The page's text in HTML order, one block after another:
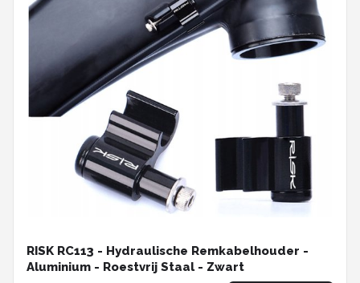
RISK RC113 - Hydraulische Remkabelhouder -
Aluminium - Roestvrij Staal - Zwart